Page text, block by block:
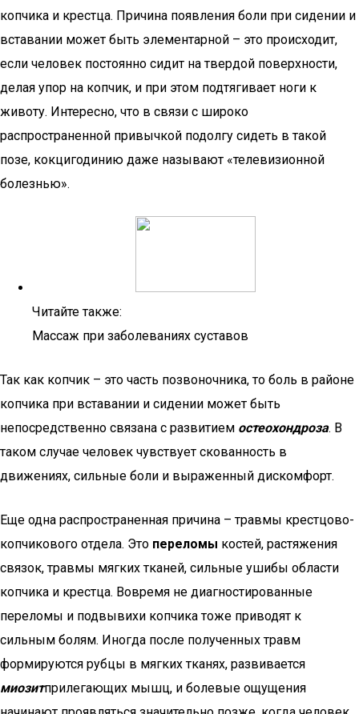
копчика и крестца. Причина появления боли при сидении и
вставании может быть элементарной – это происходит,
если человек постоянно сидит на твердой поверхности,
делая упор на копчик, и при этом подтягивает ноги к
животу. Интересно, что в связи с широко
распространенной привычкой подолгу сидеть в такой
позе, кокцигодинию даже называют «телевизионной
болезнью».
Читайте также:
Массаж при заболеваниях суставов
Так как копчик – это часть позвоночника, то боль в районе
копчика при вставании и сидении может быть
непосредственно связана с развитием остеохондроза. В
таком случае человек чувствует скованность в
движениях, сильные боли и выраженный дискомфорт.
Еще одна распространенная причина – травмы крестцово-
копчикового отдела. Это переломы костей, растяжения
связок, травмы мягких тканей, сильные ушибы области
копчика и крестца. Вовремя не диагностированные
переломы и подвывихи копчика тоже приводят к
сильным болям. Иногда после полученных травм
формируются рубцы в мягких тканях, развивается
миозитприлегающих мышц, и болевые ощущения